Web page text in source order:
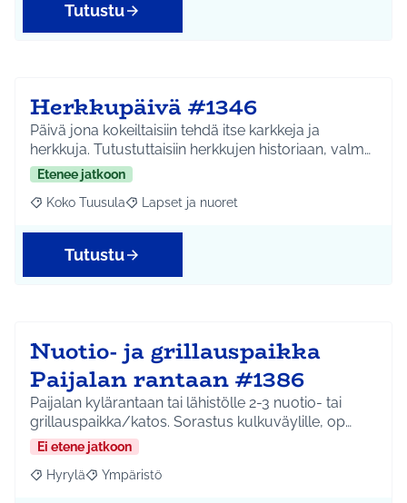
Tutustu
Herkkupäivä #1346
Päivä jona kokeiltaisiin tehdä itse karkkeja ja
herkkuja. Tutustuttaisiin herkkujen historiaan, valm…
Etenee jatkoon
Rajaa tulokset aihepiirin mukaan: Koko Tuusula
Koko Tuusula Rajaa tulokset teeman mukaan: Lapset ja
Lapset ja nuoret
Tutustu
Nuotio- ja grillauspaikka
Paijalan rantaan #1386
Paijalan kylärantaan tai lähistölle 2-3 nuotio- tai
grillauspaikka/katos. Sorastus kulkuväylille, op…
Ei etene jatkoon
Rajaa tulokset aihepiirin mukaan: Hyrylä
Hyrylä Rajaa tulokset teeman mukaan: Ympäristö
Ympäristö